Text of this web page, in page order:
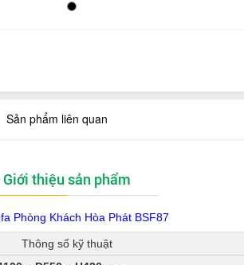
Sản phẩm liên quan
Giới thiệu sản phẩm
Phòng Khách Hòa Phát BSF87
Thông số kỹ thuật